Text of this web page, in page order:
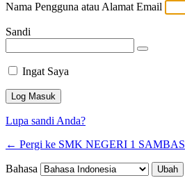
Nama Pengguna atau Alamat Email
Sandi
Ingat Saya
Lupa sandi Anda?
← Pergi ke SMK NEGERI 1 SAMBAS
Bahasa